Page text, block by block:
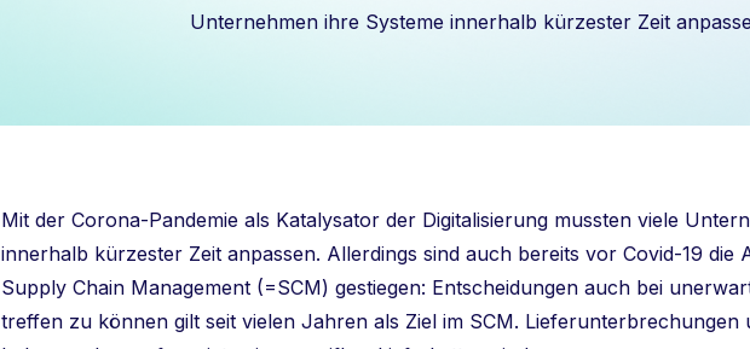
Unternehmen ihre Systeme innerhalb kürzester Zeit
Mit der Corona-Pandemie als Katalysator der Digitalisierung mussten viele
innerhalb kürzester Zeit anpassen. Allerdings sind auch bereits vor Covid-19 die
Supply Chain Management (=SCM) gestiegen: Entscheidungen auch bei
treffen zu können gilt seit vielen Jahren als Ziel im SCM.